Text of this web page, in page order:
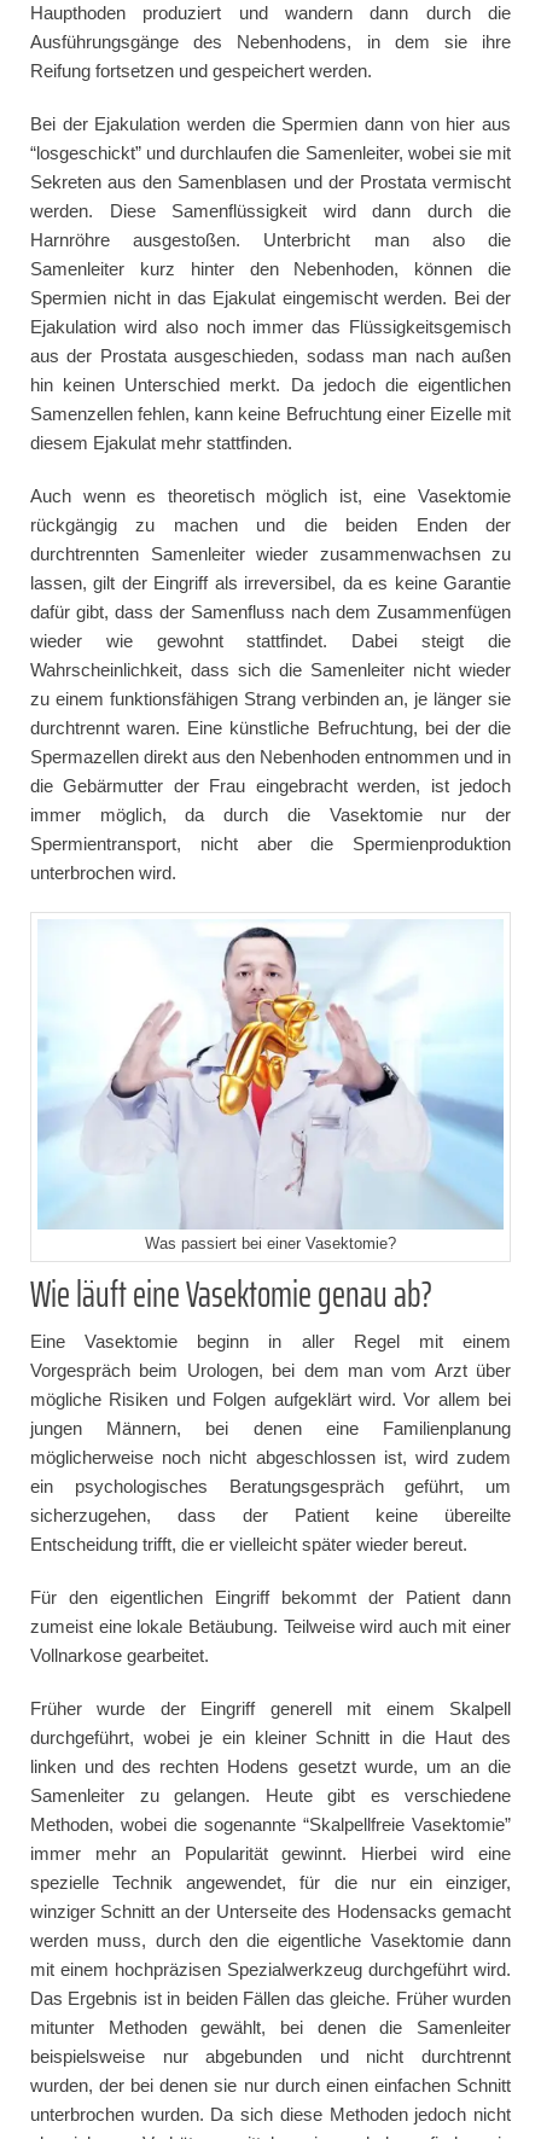
Haupthoden produziert und wandern dann durch die
Ausführungsgänge des Nebenhodens, in dem sie ihre
Reifung fortsetzen und gespeichert werden.
Bei der Ejakulation werden die Spermien dann von hier aus
“losgeschickt” und durchlaufen die Samenleiter, wobei sie mit
Sekreten aus den Samenblasen und der Prostata vermischt
werden. Diese Samenflüssigkeit wird dann durch die
Harnröhre ausgestoßen. Unterbricht man also die
Samenleiter kurz hinter den Nebenhoden, können die
Spermien nicht in das Ejakulat eingemischt werden. Bei der
Ejakulation wird also noch immer das Flüssigkeitsgemisch
aus der Prostata ausgeschieden, sodass man nach außen
hin keinen Unterschied merkt. Da jedoch die eigentlichen
Samenzellen fehlen, kann keine Befruchtung einer Eizelle mit
diesem Ejakulat mehr stattfinden.
Auch wenn es theoretisch möglich ist, eine Vasektomie
rückgängig zu machen und die beiden Enden der
durchtrennten Samenleiter wieder zusammenwachsen zu
lassen, gilt der Eingriff als irreversibel, da es keine Garantie
dafür gibt, dass der Samenfluss nach dem Zusammenfügen
wieder wie gewohnt stattfindet. Dabei steigt die
Wahrscheinlichkeit, dass sich die Samenleiter nicht wieder
zu einem funktionsfähigen Strang verbinden an, je länger sie
durchtrennt waren. Eine künstliche Befruchtung, bei der die
Spermazellen direkt aus den Nebenhoden entnommen und in
die Gebärmutter der Frau eingebracht werden, ist jedoch
immer möglich, da durch die Vasektomie nur der
Spermientransport, nicht aber die Spermienproduktion
unterbrochen wird.
Was passiert bei einer Vasektomie?
Wie läuft eine Vasektomie genau ab?
Eine Vasektomie beginn in aller Regel mit einem
Vorgespräch beim Urologen, bei dem man vom Arzt über
mögliche Risiken und Folgen aufgeklärt wird. Vor allem bei
jungen Männern, bei denen eine Familienplanung
möglicherweise noch nicht abgeschlossen ist, wird zudem
ein psychologisches Beratungsgespräch geführt, um
sicherzugehen, dass der Patient keine übereilte
Entscheidung trifft, die er vielleicht später wieder bereut.
Für den eigentlichen Eingriff bekommt der Patient dann
zumeist eine lokale Betäubung. Teilweise wird auch mit einer
Vollnarkose gearbeitet.
Früher wurde der Eingriff generell mit einem Skalpell
durchgeführt, wobei je ein kleiner Schnitt in die Haut des
linken und des rechten Hodens gesetzt wurde, um an die
Samenleiter zu gelangen. Heute gibt es verschiedene
Methoden, wobei die sogenannte “Skalpellfreie Vasektomie”
immer mehr an Popularität gewinnt. Hierbei wird eine
spezielle Technik angewendet, für die nur ein einziger,
winziger Schnitt an der Unterseite des Hodensacks gemacht
werden muss, durch den die eigentliche Vasektomie dann
mit einem hochpräzisen Spezialwerkzeug durchgeführt wird.
Das Ergebnis ist in beiden Fällen das gleiche. Früher wurden
mitunter Methoden gewählt, bei denen die Samenleiter
beispielsweise nur abgebunden und nicht durchtrennt
wurden, der bei denen sie nur durch einen einfachen Schnitt
unterbrochen wurden. Da sich diese Methoden jedoch nicht